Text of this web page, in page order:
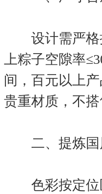
设计需严格执
上粽子空隙率
间，百元以上
贵重材质，不
二、提炼国
色彩按定位